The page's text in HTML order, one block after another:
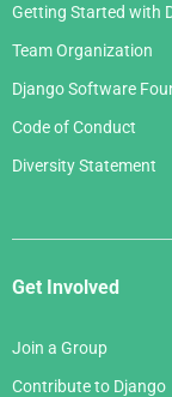
Getting Started with
Team Organization
Django Software
Code of Conduct
Diversity Statement
Get Involved
Join a Group
Contribute to Django